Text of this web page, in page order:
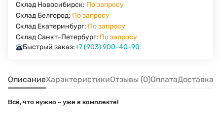
Склад Новосибирск: По запросу
Склад Белгород: По запросу
Склад Екатеринбург: По запросу
Склад Санкт-Петербург: По запросу
Быстрый заказ:+7 (903) 900-40-90
ОписаниеХарактеристикиОтзывы (0)ОплатаДоставка
Всё, что нужно – уже в комплекте!